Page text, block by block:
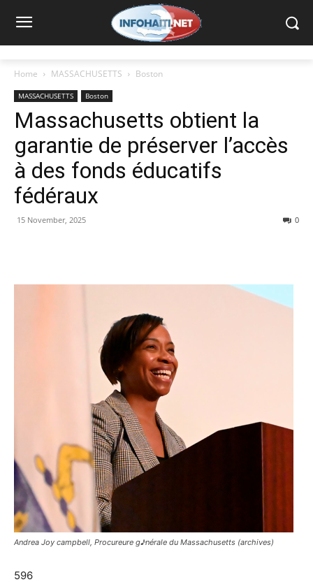
Home MASSACHUSETTS Boston
MASSACHUSETTS Boston
Massachusetts obtient la
garantie de préserver l’accès
à des fonds éducatifs
fédéraux
15 November, 2025 0
Andrea Joy campbell, Procureure g♪nérale du Massachusetts (archives)
596